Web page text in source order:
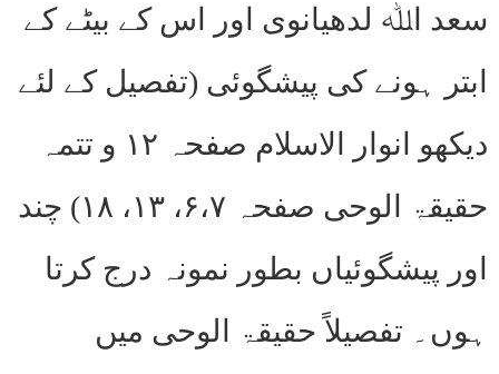
سعد اﷲ لدھیانوی اور اس کے بیٹے کے
ابتر ہونے کی پیشگوئی (تفصیل کے لئے
دیکھو انوار الاسلام صفحہ ۱۲ و تتمہ
حقیقۃ الوحی صفحہ ۶،۷، ۱۳، ۱۸) چند
اور پیشگوئیاں بطور نمونہ درج کرتا
ہوں۔ تفصیلاً حقیقۃ الوحی میں